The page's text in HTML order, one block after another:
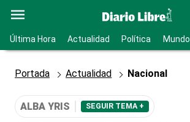
Última Hora Actualidad Política Mundo
Portada Actualidad Nacional
ALBA YRIS SEGUIR TEMA +